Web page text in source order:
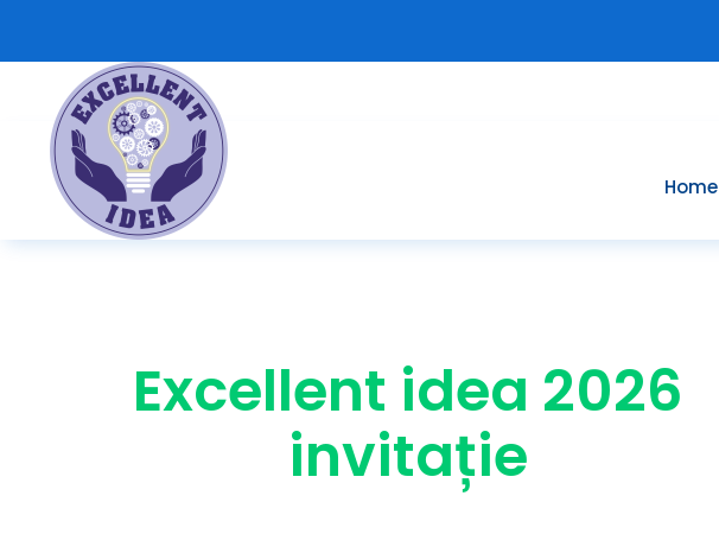
content
Home
Excellent idea 2026
invitație